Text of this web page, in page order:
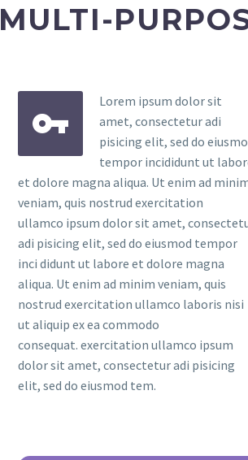
MULTI-


Lorem ipsum dolor sit
amet, consectetur adi
pisicing elit, sed do
tempor incididunt ut
et dolore magna aliqua. Ut enim ad
veniam, quis nostrud exercitation
ullamco ipsum dolor sit amet,
adi pisicing elit, sed do eiusmod tempor
inci didunt ut labore et dolore magna
aliqua. Ut enim ad minim veniam, quis
nostrud exercitation ullamco laboris nisi
ut aliquip ex ea commodo
consequat. exercitation ullamco ipsum
dolor sit amet, consectetur adi pisicing
elit, sed do eiusmod tem.